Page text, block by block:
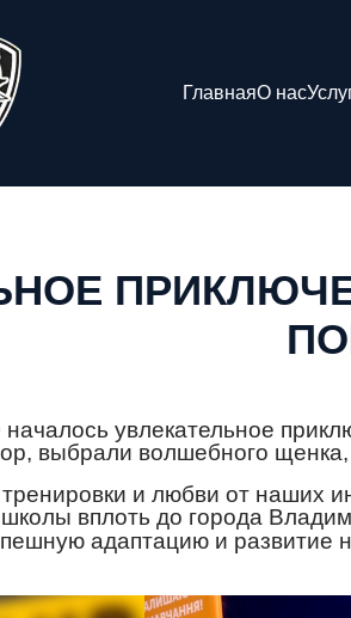
ГлавнаяО нас
увлекательное
выбрали волшебного
и любви от наших
вплоть до города
адаптацию и развитие